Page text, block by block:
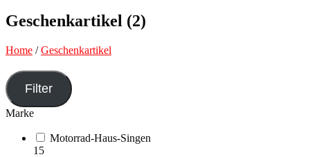
Geschenkartikel (2)
Home / Geschenkartikel
Filter
Marke
Motorrad-Haus-Singen
15